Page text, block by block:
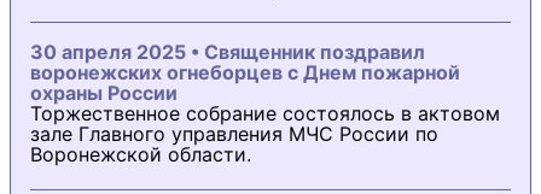
30 апреля 2025 • Священник поздравил
воронежских огнеборцев с Днем пожарной
охраны России
Торжественное собрание состоялось в актовом
зале Главного управления МЧС России по
Воронежской области.